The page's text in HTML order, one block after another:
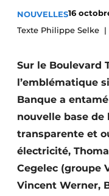
S’inscrire à
S’inscrire
Video’s
NOUVELLES16
Texte Philippe Selke
Sur le Boulevard
l’emblématique
Banque a
nouvelle base
transparente et
électricité,
Cegelec (groupe
Vincent Werner,